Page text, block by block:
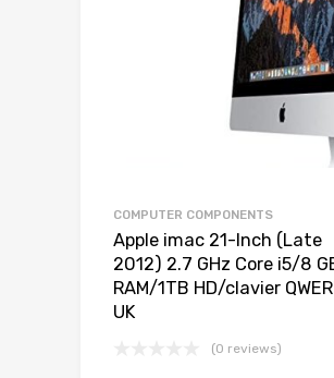
COMPUTER COMPONENTS
Apple imac 21-Inch (Late
2012) 2.7 GHz Core i5/8
RAM/1TB HD/clavier
UK
(0 reviews)